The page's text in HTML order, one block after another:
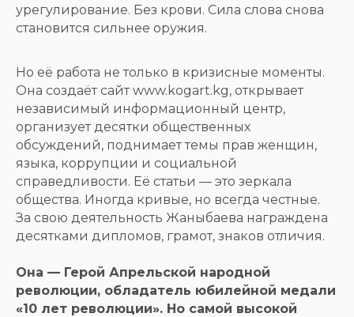
урегулирование. Без крови. Сила слова снова
становится сильнее оружия.
Но её работа не только в кризисные моменты.
Она создаёт сайт www.kogart.kg, открывает
независимый информационный центр,
организует десятки общественных
обсуждений, поднимает темы прав женщин,
языка, коррупции и социальной
справедливости. Её статьи — это зеркала
общества. Иногда кривые, но всегда честные.
За свою деятельность Жаныбаева награждена
десятками дипломов, грамот, знаков отличия.
Она — Герой Апрельской народной
революции, обладатель юбилейной медали
«10 лет революции». Но самой высокой